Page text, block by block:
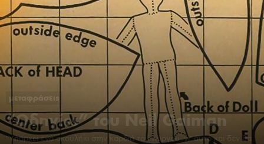
μεταφράσεις
“Οδηγίες” του Neil Gaiman
"Υπάρχει ένα σκουλήκι στην καρδιά του πύργου· γι’ αυτό και δεν θα